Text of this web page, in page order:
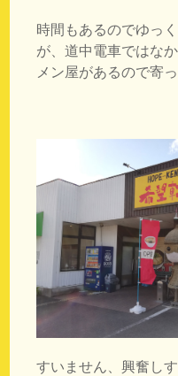
時間もあるのでゆっ
が、道中電車ではな
メン屋があるので寄
すいません、興奮し